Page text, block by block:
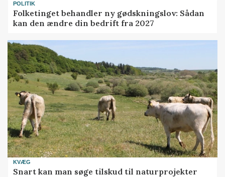
POLITIK
Folketinget behandler ny gødskningslov: Sådan
kan den ændre din bedrift fra 2027
KVÆG
Snart kan man søge tilskud til naturprojekter